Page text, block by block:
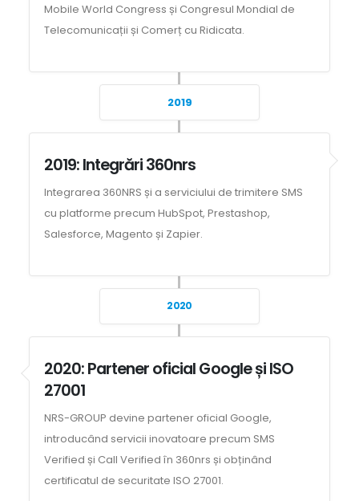
Mobile World Congress și Congresul Mondial de
Telecomunicații și Comerț cu Ridicata.
2019
2019: Integrări 360nrs
Integrarea 360NRS și a serviciului de trimitere SMS
cu platforme precum HubSpot, Prestashop,
Salesforce, Magento și Zapier.
2020
2020: Partener oficial Google și ISO
27001
NRS-GROUP devine partener oficial Google,
introducând servicii inovatoare precum SMS
Verified și Call Verified în 360nrs și obținând
certificatul de securitate ISO 27001.